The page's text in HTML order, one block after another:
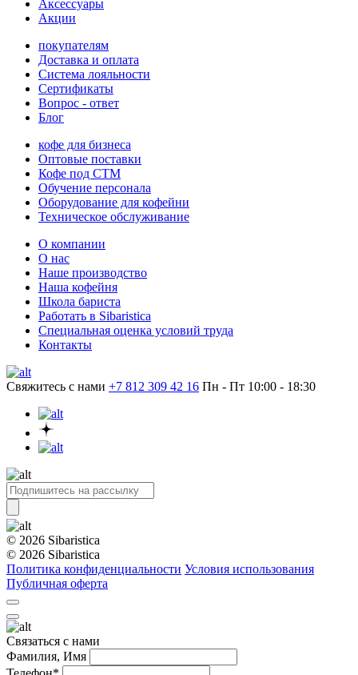
Аксессуары
Акции
покупателям
Доставка и оплата
Система лояльности
Сертификаты
Вопрос - ответ
Блог
кофе для бизнеса
Оптовые поставки
Кофе под СТМ
Обучение персонала
Оборудование для кофейни
Техническое обслуживание
О компании
О нас
Наше производство
Наша кофейня
Школа бариста
Работать в Sibaristica
Специальная оценка условий труда
Контакты
Свяжитесь с нами +7 812 309 42 16 Пн - Пт 10:00 - 18:30
© 2026 Sibaristica
© 2026 Sibaristica
Политика конфиденциальности Условия использования
Публичная оферта
Связаться с нами
Фамилия, Имя